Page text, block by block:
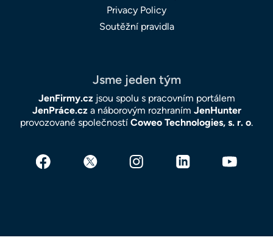
Privacy Policy
Soutěžní pravidla
Jsme jeden tým
JenFirmy.czjsou spolu s pracovním portálem
JenPráce.cza náborovým rozhraním JenHunter
provozované společností Coweo Technologies, s. r. o.